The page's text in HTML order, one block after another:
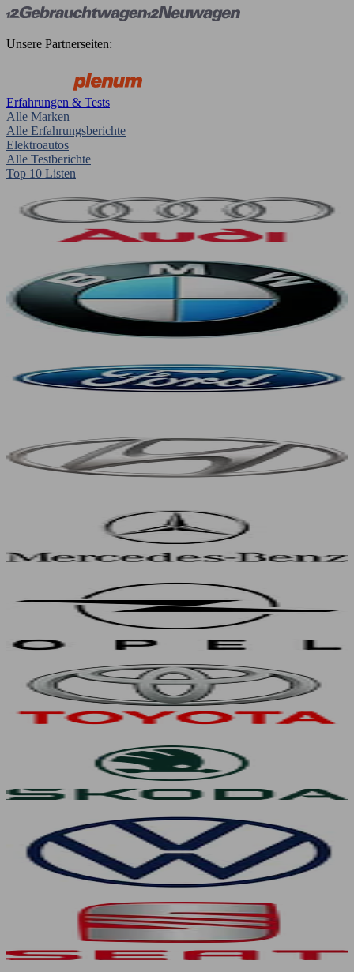
Unsere Partnerseiten:
Erfahrungen & Tests
Alle Marken
Alle Erfahrungsberichte
Elektroautos
Alle Testberichte
Top 10 Listen